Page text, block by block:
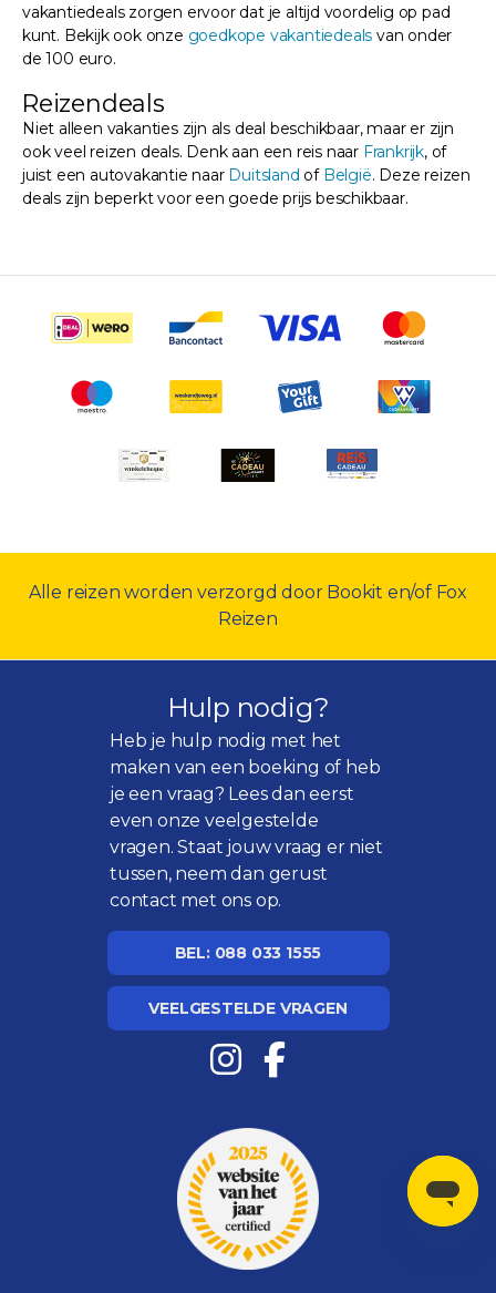
vakantiedeals zorgen ervoor dat je altijd voordelig op pad
kunt. Bekijk ook onze goedkope vakantiedeals van onder
de 100 euro.
Reizendeals
Niet alleen vakanties zijn als deal beschikbaar, maar er zijn
ook veel reizen deals. Denk aan een reis naar Frankrijk, of
juist een autovakantie naar Duitsland of België. Deze reizen
deals zijn beperkt voor een goede prijs beschikbaar.
Alle reizen worden verzorgd door Bookit en/of Fox
Reizen
Hulp nodig?
Heb je hulp nodig met het
maken van een boeking of heb
je een vraag? Lees dan eerst
even onzeveelgestelde
vragen. Staat jouw vraag er niet
tussen, neem dan gerust
contact met ons op.
BEL: 088 033 1555
VEELGESTELDE VRAGEN